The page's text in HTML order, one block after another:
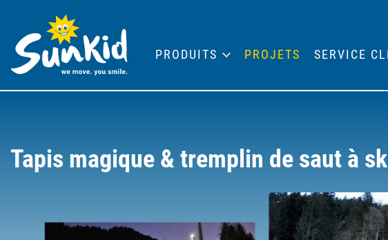
Tapis magique & tremplin de saut à
PRODUITS PROJETS SERVICE